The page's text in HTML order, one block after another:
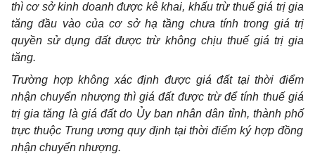
thì cơ sở kinh doanh được kê khai, khấu trừ thuế giá trị gia
tăng đầu vào của cơ sở hạ tầng chưa tính trong giá trị
quyền sử dụng đất được trừ không chịu thuế giá trị gia
tăng.
Trường hợp không xác định được giá đất tại thời điểm
nhận chuyển nhượng thì giá đất được trừ để tính thuế giá
trị gia tăng là giá đất do Ủy ban nhân dân tỉnh, thành phố
trực thuộc Trung ương quy định tại thời điểm kýhợp đồng
nhận chuyển nhượng.